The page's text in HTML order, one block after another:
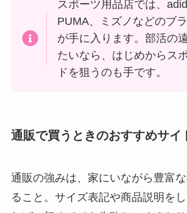
スポーツ用品店では、
PUMA、ミズノなどのブ
が手に入ります。部活の
たいなら、はじめからス
ドを狙うのも手です。
通販で買うときのおすすめサイ
通販の強みは、家にいながら豊富
ること。サイズ表記や商品説明を